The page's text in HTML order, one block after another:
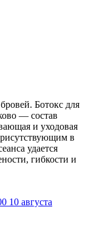
Ботокс для
— состав
и уходовая
в
удается
гибкости и
10 августа